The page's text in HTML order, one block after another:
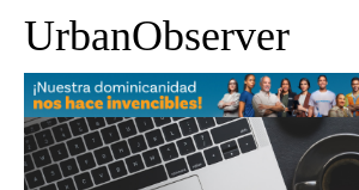
UrbanObserver